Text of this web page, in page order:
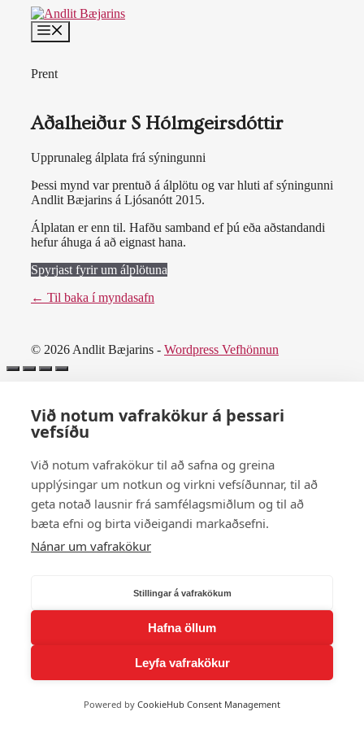
content
Prent
Aðalheiður S Hólmgeirsdóttir
Upprunaleg álplata frá sýningunni
Þessi mynd var prentuð á álplötu og var hluti af sýningunni
Andlit Bæjarins á Ljósanótt 2015.
Álplatan er enn til. Hafðu samband ef þú eða aðstandandi
hefur áhuga á að eignast hana.
Spyrjast fyrir um álplötuna
← Til baka í myndasafn
© 2026 Andlit Bæjarins - Wordpress Vefhönnun
Við notum vafrakökur á þessari
vefsíðu
Við notum vafrakökur til að safna og greina
upplýsingar um notkun og virkni vefsíðunnar, til að
geta notað lausnir frá samfélagsmiðlum og til að
bæta efni og birta viðeigandi markaðsefni.
Nánar um vafrakökur
Stillingar á vafrakökum
Hafna öllum
Leyfa vafrakökur
Powered by CookieHub Consent Management